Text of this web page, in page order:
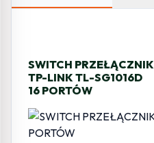
SWITCH PRZEŁĄCZNIK
TP-LINK TL-SG1016D
16 PORTÓW